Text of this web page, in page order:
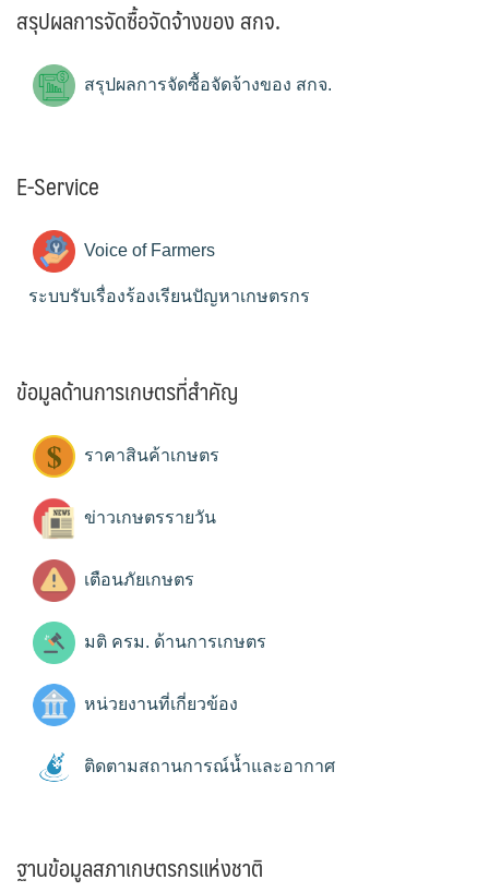
สรุปผลการจัดซื้อจัดจ้างของ สกจ.
สรุปผลการจัดซื้อจัดจ้างของ สกจ.
E-Service
Voice of Farmers
ระบบรับเรื่องร้องเรียนปัญหาเกษตรกร
ข้อมูลด้านการเกษตรที่สำคัญ
ราคาสินค้าเกษตร
ข่าวเกษตรรายวัน
เตือนภัยเกษตร
มติ ครม. ด้านการเกษตร
หน่วยงานที่เกี่ยวข้อง
ติดตามสถานการณ์น้ำและอากาศ
ฐานข้อมูลสภาเกษตรกรแห่งชาติ